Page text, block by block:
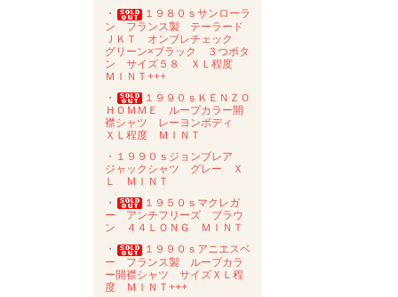
・
１９８０ｓサンローラ
ン フランス製 テーラード
ＪＫＴ オンブレチェック
グリーン×ブラック ３つボタ
ン サイズ５８ ＸＬ程度
ＭＩＮＴ+++
・
１９９０ｓＫＥＮＺＯ
ＨＯＭＭＥ ループカラー開
襟シャツ レーヨンボディ
ＸＬ程度 ＭＩＮＴ
・１９９０ｓジョンブレア
ジャックシャツ グレー Ｘ
Ｌ ＭＩＮＴ
・
１９５０ｓマクレガ
ー アンチフリーズ ブラウ
ン ４４ＬＯＮＧ ＭＩＮＴ
・
１９９０ｓアニエスベ
ー フランス製 ループカラ
ー開襟シャツ サイズＸＬ程
度 ＭＩＮＴ+++